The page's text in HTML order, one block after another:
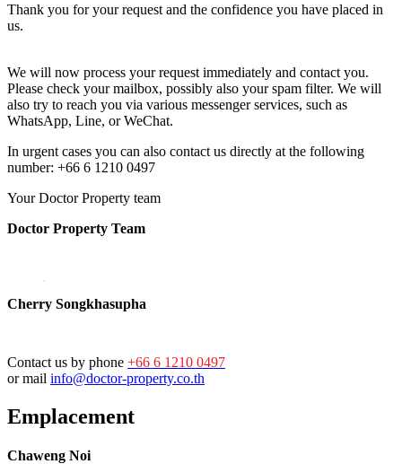
Thank you for your request and the confidence you have placed in
us.
We will now process your request immediately and contact you.
Please check your mailbox, possibly also your spam filter. We will
also try to reach you via various messenger services, such as
WhatsApp, Line, or WeChat.
In urgent cases you can also contact us directly at the following
number: +66 6 1210 0497
Your Doctor Property team
Doctor Property Team
Cherry Songkhasupha
Contact us by phone +66 6 1210 0497
or mail info@doctor-property.co.th
Emplacement
Chaweng Noi